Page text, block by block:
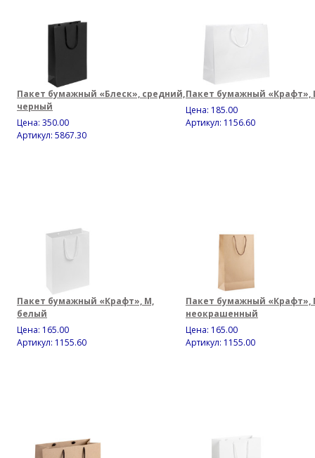
Пакет бумажный «Блеск», средний,
черный
Цена: 350.00
Артикул: 5867.30
Пакет бумажный «Крафт»,
Цена: 185.00
Артикул: 1156.60
Пакет бумажный «Крафт», M,
белый
Цена: 165.00
Артикул: 1155.60
Пакет бумажный «Крафт»,
неокрашенный
Цена: 165.00
Артикул: 1155.00